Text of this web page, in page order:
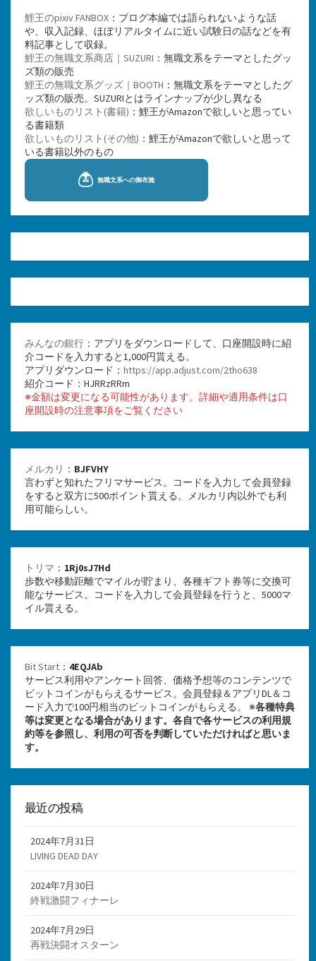
鯉王のpixiv FANBOX ：ブログ本編では語られないような話
や、収入記録、ほぼリアルタイムに近い試験日の話などを有
料記事として収録。
鯉王の無職文系商店｜SUZURI ：無職文系をテーマとしたグッ
ズ類の販売
鯉王の無職文系グッズ｜BOOTH ：無職文系をテーマとしたグ
ッズ類の販売。SUZURIとはラインナップが少し異なる
欲しいものリスト(書籍) ：鯉王がAmazonで欲しいと思ってい
る書籍類
欲しいものリスト(その他) ：鯉王がAmazonで欲しいと思って
いる書籍以外のもの
みんなの銀行 ：アプリをダウンロードして、口座開設時に紹
介コードを入力すると1,000円貰える。
アプリダウンロード： https://app.adjust.com/2tho638
紹介コード：HJRRzRRm
※金額は変更になる可能性があります。詳細や適用条件は口
座開設時の注意事項をご覧ください
メルカリ ： BJFVHY
言わずと知れたフリマサービス。コードを入力して会員登録
をすると双方に500ポイント貰える。メルカリ内以外でも利
用可能らしい。
トリマ ： 1Rj0sJ7Hd
歩数や移動距離でマイルが貯まり、各種ギフト券等に交換可
能なサービス。コードを入力して会員登録を行うと、5000マ
イル貰える。
Bit Start ： 4EQJAb
サービス利用やアンケート回答、価格予想等のコンテンツで
ビットコインがもらえるサービス。会員登録＆アプリDL＆コ
ード入力で100円相当のビットコインがもらえる。 ※各種特典
等は変更となる場合があります。各自で各サービスの利用規
約等を参照し、利用の可否を判断していただければと思いま
す。
最近の投稿
2024年7月31日
LIVING DEAD DAY
2024年7月30日
終戦激闘フィナーレ
2024年7月29日
再戦決闘オスターン